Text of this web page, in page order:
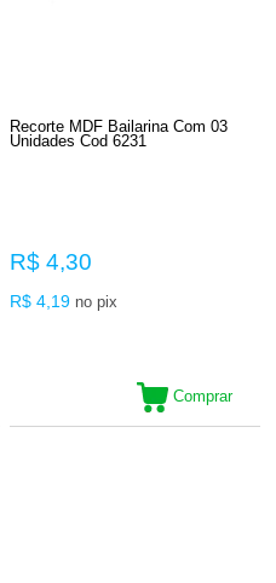
Recorte MDF Bailarina Com 03
Unidades Cod 6231
R$ 4,30
R$ 4,19 no pix
Comprar